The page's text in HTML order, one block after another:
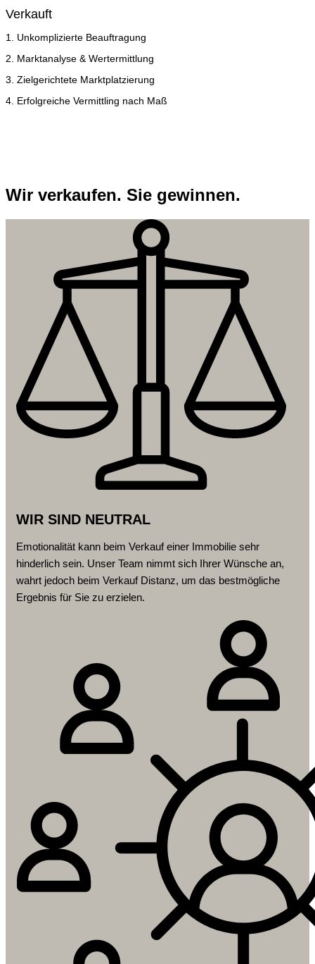
Verkauft
1. Unkomplizierte Beauftragung
2. Marktanalyse & Wertermittlung
3. Zielgerichtete Marktplatzierung
4. Erfolgreiche Vermittling nach Maß
Wir verkaufen. Sie gewinnen.
WIR SIND NEUTRAL
Emotionalität kann beim Verkauf einer Immobilie sehr
hinderlich sein. Unser Team nimmt sich Ihrer Wünsche an,
wahrt jedoch beim Verkauf Distanz, um das bestmögliche
Ergebnis für Sie zu erzielen.